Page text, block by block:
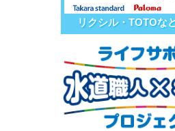
リクシル・TOTOな